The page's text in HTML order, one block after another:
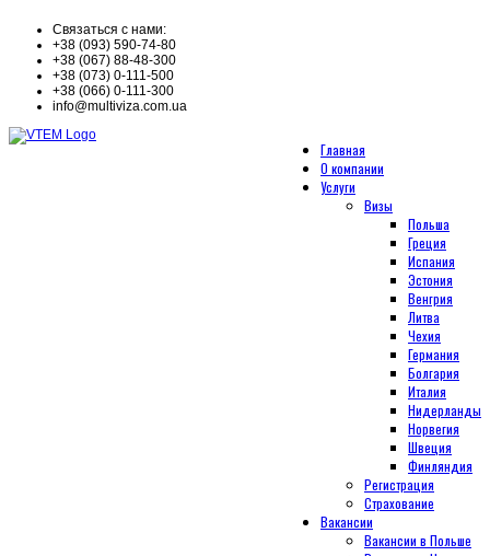
Связаться с нами:
+38 (093) 590-74-80
+38 (067) 88-48-300
+38 (073) 0-111-500
+38 (066) 0-111-300
info@multiviza.com.ua
Главная
О компании
Услуги
Визы
Польша
Греция
Испания
Эстония
Венгрия
Литва
Чехия
Германия
Болгария
Италия
Нидерланды
Норвегия
Швеция
Финляндия
Регистрация
Страхование
Вакансии
Вакансии в Польше